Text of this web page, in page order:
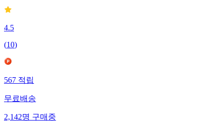
4.5
(10)
567적립
무료배송
2,142명구매중